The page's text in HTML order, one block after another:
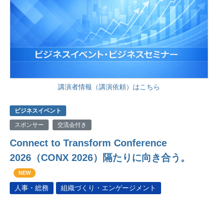
講演者情報（講演依頼）はこちら
ビジネスイベント
スポンサー 交流会付き
Connect to Transform Conference
2026（CONX 2026）隔たりに向き合う。
NEW
人事・総務 組織づくり・エンゲージメント